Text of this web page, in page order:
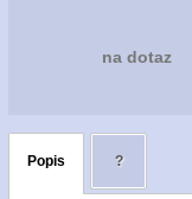
na dotaz
Popis ?